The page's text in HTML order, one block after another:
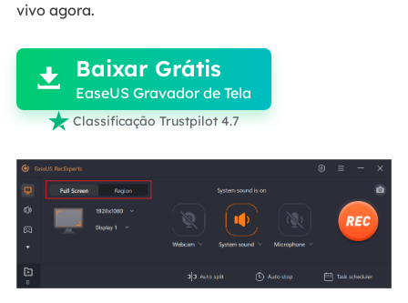
vivo agora.

 Baixar Grátis
EaseUS Gravador de Tela
 Classificação Trustpilot 4.7